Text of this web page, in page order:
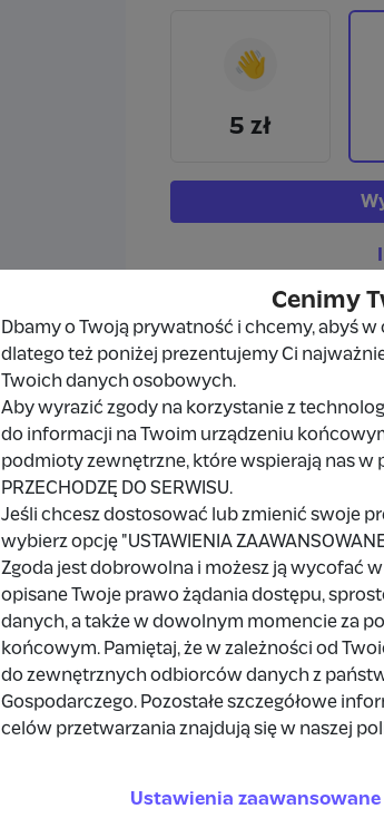
👋
5 zł
Wpłacający/a
Wpłata anonimowa
Damianbloque Wordpress
Wpłata anonimowa
Cenimy
Dbamy o Twoją prywatność i chcemy, abyś
dlatego też poniżej prezentujemy Ci
Twoich danych osobowych.
Aby wyrazić zgody na korzystanie z
do informacji na Twoim urządzeniu
podmioty zewnętrzne, które wspierają nas w
PRZECHODZĘ DO SERWISU.
Jeśli chcesz dostosować lub zmienić swoje
wybierz opcję "USTAWIENIA
Zgoda jest dobrowolna i możesz ją wycofać w
opisane Twoje prawo żądania dostępu,
danych, a także w dowolnym momencie za
końcowym. Pamiętaj, że w zależności od
do zewnętrznych odbiorców danych z
Gospodarczego. Pozostałe szczegółowe
celów przetwarzania znajdują się w naszej
Ustawienia zaawansowane